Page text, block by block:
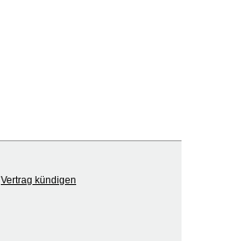
Vertrag kündigen